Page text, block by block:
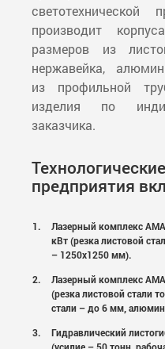
производит
размеров из
нержавейка,
из профильной
изделия по
заказчика.
предприятия
Лазерный комплекс
кВт (резка листовой
– 1250х1250 мм).
Лазерный комплекс
(резка листовой стали
стали – до 6 мм,
Гидравлический
(усилие – 50 тонн,